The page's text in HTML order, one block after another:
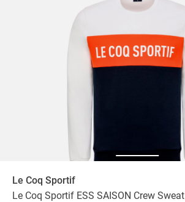
Le Coq Sportif
Le Coq Sportif ESS SAISON Crew Sweat